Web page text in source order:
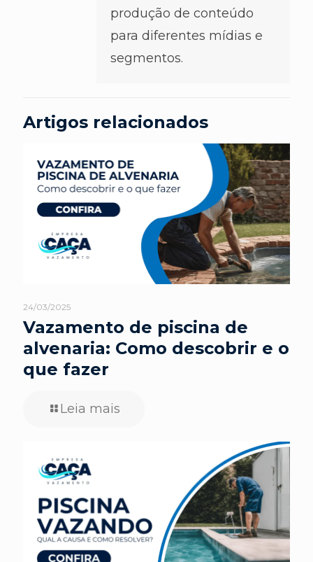
produção de conteúdo
para diferentes mídias e
segmentos.
Artigos relacionados
24/03/2025
Vazamento de piscina de
alvenaria: Como descobrir e o
que fazer
Leia mais